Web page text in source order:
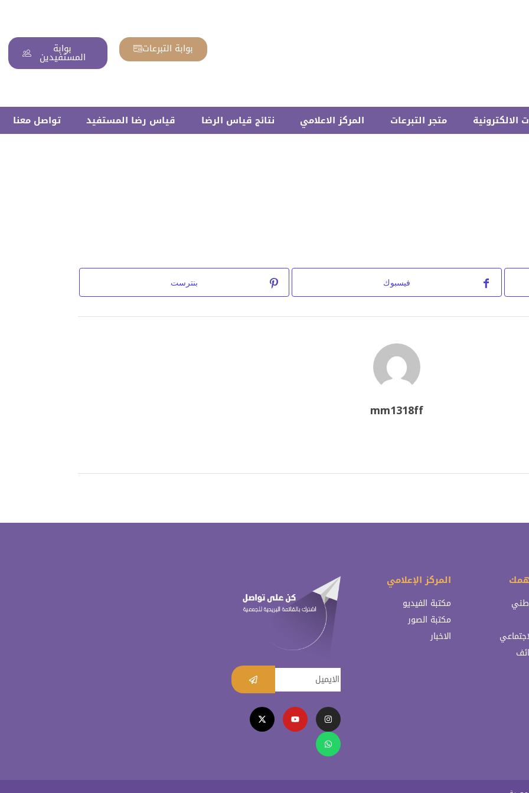
بوابة التبرعات بوابة
المستفيدين
الالكترونية متجر التبرعات المركز الاعلامي نتائج قياس الرضا قياس رضا المستفيد تواصل معنا
فيسبوك بنترست
mm1318ff
المركز الإعلامي
مكتبة الفيديو
مكتبة الصور
الاخبار